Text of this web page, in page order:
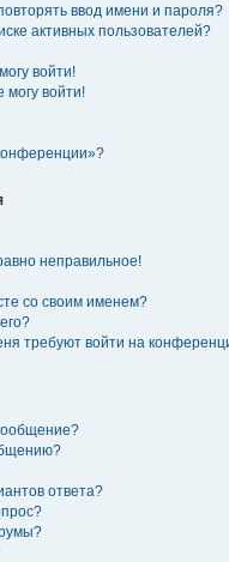
ввод имени и пароля?
активных пользователей?
войти!
могу войти!
неправильное!
со своим именем?
требуют войти на
ответа?